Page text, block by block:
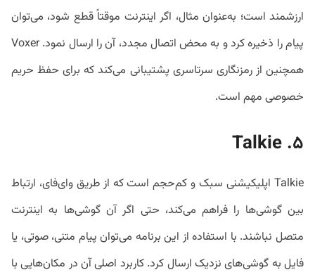
ارزشمند است؛ به‌عنوان مثال، اگر اینترنت موقتاً قطع شود، می‌توان
پیام را ذخیره کرد و به محض اتصال مجدد، آن را ارسال نمود. Voxer
همچنین از رمزنگاری سرتاسری پشتیبانی می‌کند که برای حفظ حریم
خصوصی مهم است.
۵. Talkie
Talkie اپلیکیشنی سبک و کم‌حجم است که از طریق وای‌فای، ارتباط
بین گوشی‌ها را فراهم می‌کند، حتی اگر آن گوشی‌ها به اینترنت
متصل نباشند. با استفاده از این برنامه می‌توان پیام متنی، صوتی، یا
فایل به گوشی‌های نزدیک ارسال کرد. کاربرد اصلی آن در مکان‌هایی با